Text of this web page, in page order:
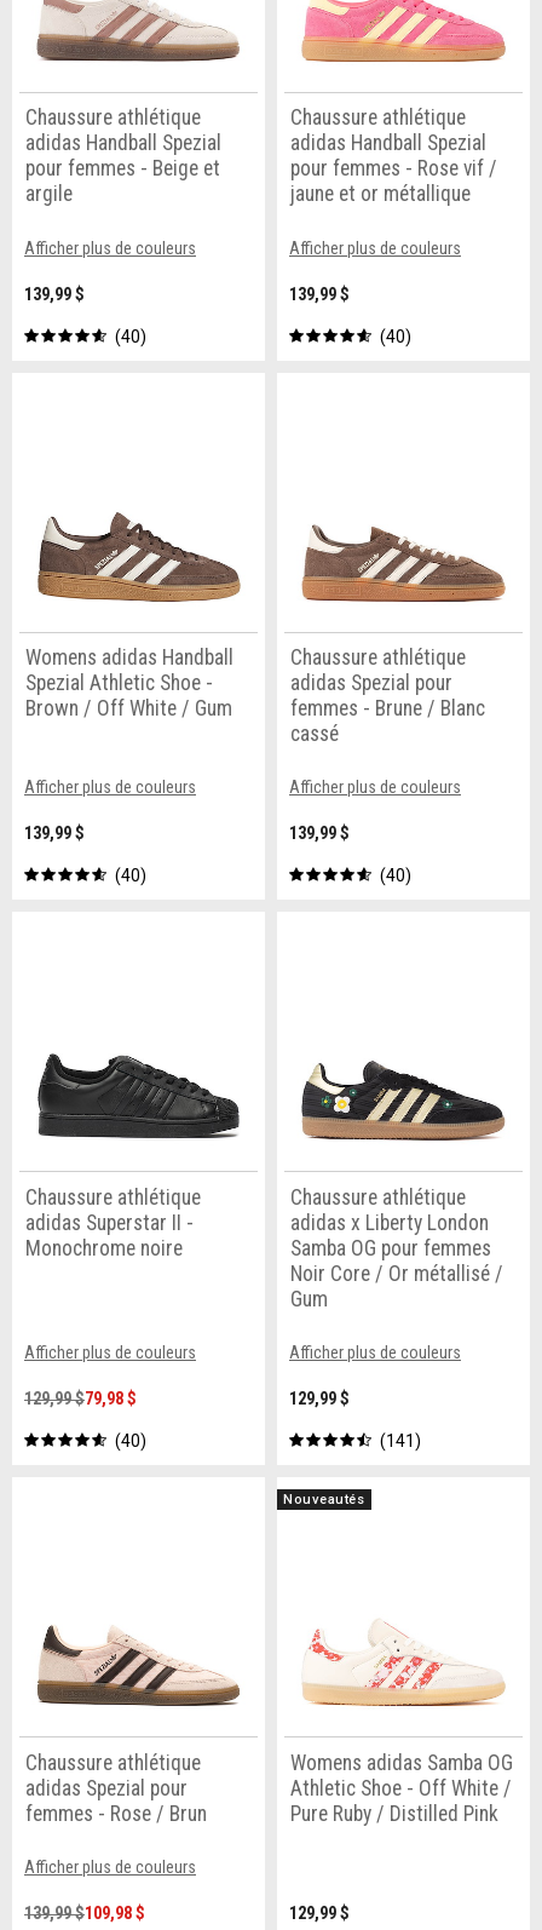
Chaussure athlétique
adidas Handball Spezial
pour femmes - Beige et
argile
Afficher plus de couleurs
139,99 $
40
Chaussure athlétique
adidas Handball Spezial
pour femmes - Rose vif /
jaune et or métallique
Afficher plus de couleurs
139,99 $
40
Womens adidas Handball
Spezial Athletic Shoe -
Brown / Off White / Gum
Afficher plus de couleurs
139,99 $
40
Chaussure athlétique
adidas Spezial pour
femmes - Brune / Blanc
cassé
Afficher plus de couleurs
139,99 $
40
Chaussure athlétique
adidas Superstar II -
Monochrome noire
Afficher plus de couleurs
129,99 $79,98 $
40
Chaussure athlétique
adidas x Liberty London
Samba OG pour femmes
Noir Core / Or métallisé /
Gum
Afficher plus de couleurs
129,99 $
141
Chaussure athlétique
adidas Spezial pour
femmes - Rose / Brun
Afficher plus de couleurs
139,99 $109,98 $
Nouveautés
Womens adidas Samba OG
Athletic Shoe - Off White /
Pure Ruby / Distilled Pink
129,99 $